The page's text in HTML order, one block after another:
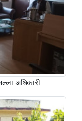
अधिकारी